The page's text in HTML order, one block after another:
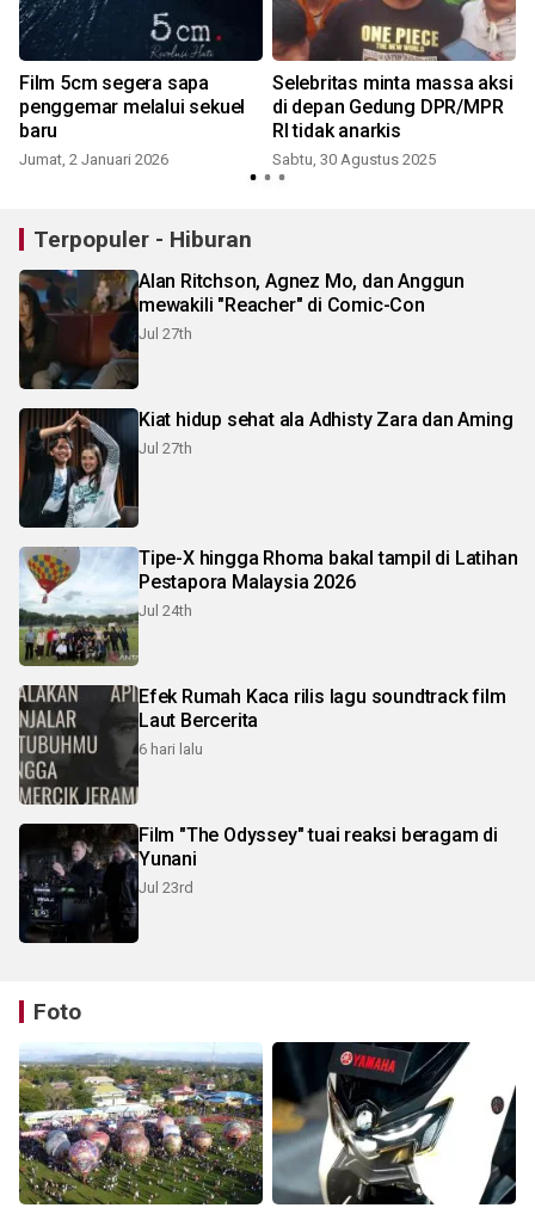
Film 5cm segera sapa
penggemar melalui sekuel
baru
Jumat, 2 Januari 2026
Selebritas minta massa aksi
di depan Gedung DPR/MPR
RI tidak anarkis
Sabtu, 30 Agustus 2025
Terpopuler - Hiburan
Alan Ritchson, Agnez Mo, dan Anggun
mewakili "Reacher" di Comic-Con
Jul 27th
Kiat hidup sehat ala Adhisty Zara dan Aming
Jul 27th
Tipe-X hingga Rhoma bakal tampil di Latihan
Pestapora Malaysia 2026
Jul 24th
Efek Rumah Kaca rilis lagu soundtrack film
Laut Bercerita
6 hari lalu
Film "The Odyssey" tuai reaksi beragam di
Yunani
Jul 23rd
Foto